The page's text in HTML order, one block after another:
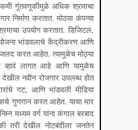
गुंतवणूकीमुळे अधिक श्रमाचा
निर्माण करतात. मोठया कंपन्या
उपयोग करतात. डिजिटल,
भांडवलाचे केंद्रीकरण आणि
जलद करत आहेत. त्यामुळेच मोठ्या
व्हावं लागत आहे आणि यामुळेच
देखील नवीन रोजगार उपलब्ध होत
गट, आणि भांडवली मीडिया
गुणगान करत आहेत. याचा मार
मध्यम वर्ग यांना कंगाल बरबाद
देखील नोटबंदीला जनतेन